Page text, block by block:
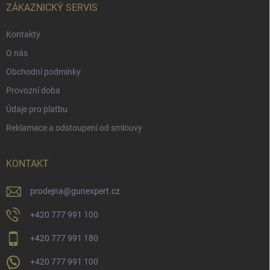
ZÁKAZNICKÝ SERVIS
Kontakty
O nás
Obchodní podmínky
Provozní doba
Údaje pro platbu
Reklamace a odstoupení od smlouvy
KONTAKT
prodejna@gunexpert.cz
+420 777 991 100
+420 777 991 180
+420 777 991 100